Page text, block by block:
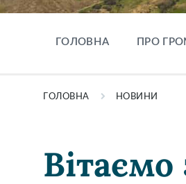
ГОЛОВНА ПРО
ГОЛОВНА НОВИНИ